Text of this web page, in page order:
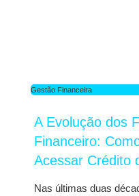
Gestão Financeira
A Evolução dos
Financeiro:
Acessar Crédito
Nas últimas duas